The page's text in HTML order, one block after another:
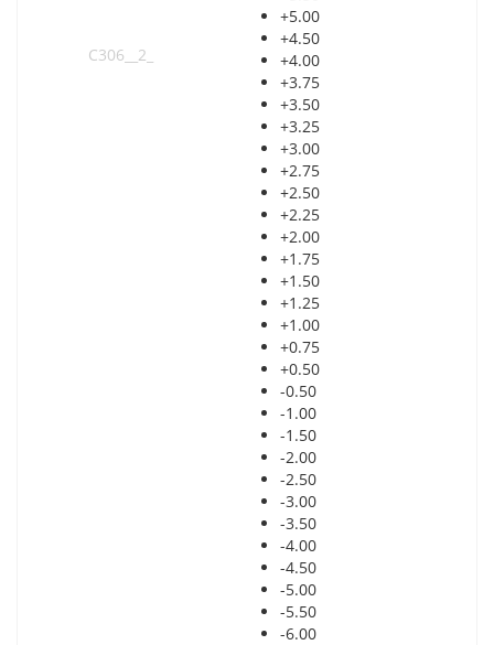
+5.00
+4.50
+4.00
+3.75
+3.50
+3.25
+3.00
+2.75
+2.50
+2.25
+2.00
+1.75
+1.50
+1.25
+1.00
+0.75
+0.50
-0.50
-1.00
-1.50
-2.00
-2.50
-3.00
-3.50
-4.00
-4.50
-5.00
-5.50
-6.00